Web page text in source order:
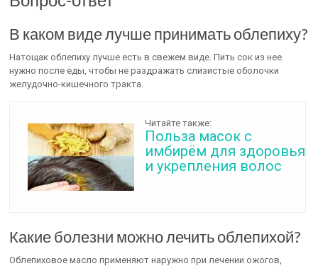
В каком виде лучше принимать облепиху?
Натощак облепиху лучше есть в свежем виде. Пить сок из нее
нужно после еды, чтобы не раздражать слизистые оболочки
желудочно-кишечного тракта.
Читайте также:
Польза масок с
имбирём для здоровья
и укрепления волос
Какие болезни можно лечить облепихой?
Облепиховое масло применяют наружно при лечении ожогов,